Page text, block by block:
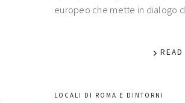
europeo che mette in dialogo
READ
LOCALI DI ROMA E DINTORNI